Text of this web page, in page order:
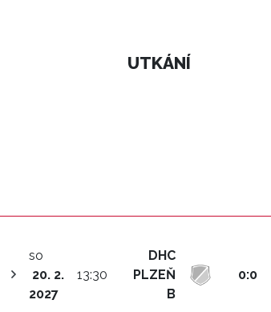
UTKÁNÍ
so
20. 2.
2027
13:30
DHC
PLZEŇ
B
0:0